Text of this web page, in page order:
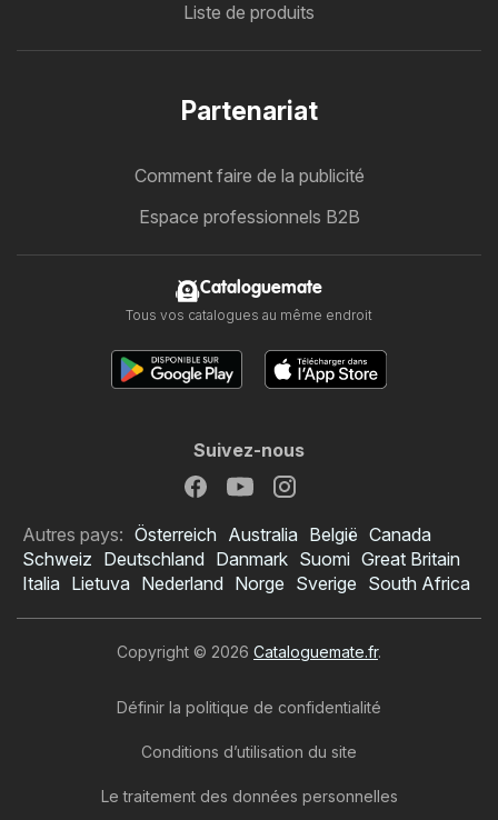
Liste de produits
Partenariat
Comment faire de la publicité
Espace professionnels B2B
Cataloguemate
Tous vos catalogues au même endroit
Suivez-nous
Autres pays: Österreich Australia België Canada
Schweiz Deutschland Danmark Suomi Great Britain
Italia Lietuva Nederland Norge Sverige South Africa
Copyright © 2026 Cataloguemate.fr.
Définir la politique de confidentialité
Conditions d’utilisation du site
Le traitement des données personnelles